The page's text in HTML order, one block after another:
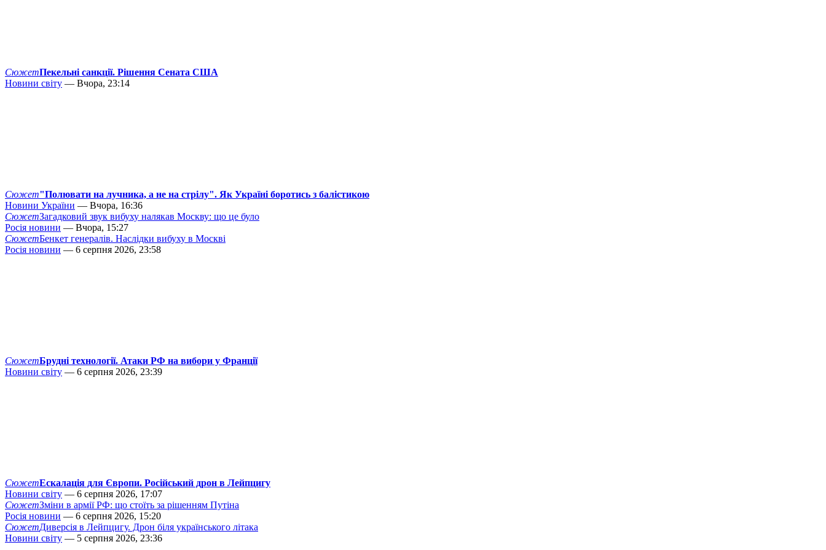
СюжетПекельні санкції. Рішення Сената США
Новини світу — Вчора, 23:14
Сюжет"Полювати на лучника, а не на стрілу". Як Україні боротись з балістикою
Новини України — Вчора, 16:36
СюжетЗагадковий звук вибуху налякав Москву: що це було
Росія новини — Вчора, 15:27
СюжетБенкет генералів. Наслідки вибуху в Москві
Росія новини — 6 серпня 2026, 23:58
СюжетБрудні технології. Атаки РФ на вибори у Франції
Новини світу — 6 серпня 2026, 23:39
СюжетЕскалація для Європи. Російський дрон в Лейпцигу
Новини світу — 6 серпня 2026, 17:07
СюжетЗміни в армії РФ: що стоїть за рішенням Путіна
Росія новини — 6 серпня 2026, 15:20
СюжетДиверсія в Лейпцигу. Дрон біля українського літака
Новини світу — 5 серпня 2026, 23:36